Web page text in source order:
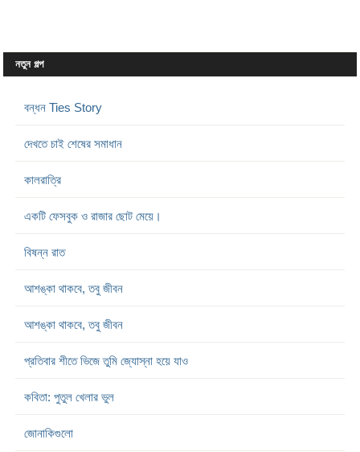
নতুন গল্প
বন্ধন Ties Story
দেখতে চাই শেষের সমাধান
কালরাত্রি
একটি ফেসবুক ও রাজার ছোট মেয়ে।
বিষন্ন রাত
আশঙ্কা থাকবে, তবু জীবন
আশঙ্কা থাকবে, তবু জীবন
প্রতিবার শীতে ভিজে তুমি জ্যোস্না হয়ে যাও
কবিতা: পুতুল খেলার ভুল
জোনাকিগুলো